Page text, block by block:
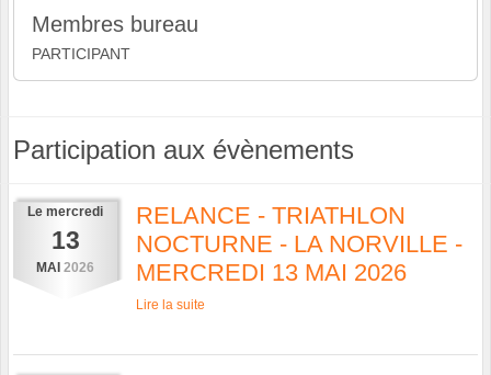
Membres bureau
PARTICIPANT
Participation aux évènements
Le mercredi
13
MAI 2026
RELANCE - TRIATHLON
NOCTURNE - LA NORVILLE -
MERCREDI 13 MAI 2026
Lire la suite